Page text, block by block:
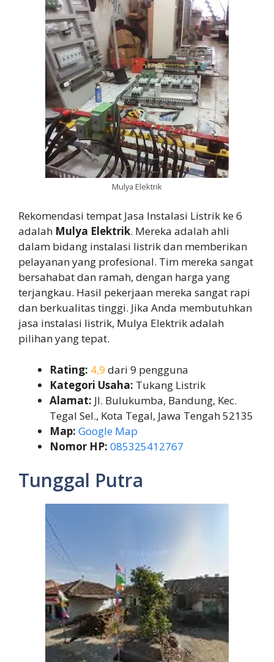
Mulya Elektrik
Rekomendasi tempat Jasa Instalasi Listrik ke 6
adalah Mulya Elektrik. Mereka adalah ahli
dalam bidang instalasi listrik dan memberikan
pelayanan yang profesional. Tim mereka sangat
bersahabat dan ramah, dengan harga yang
terjangkau. Hasil pekerjaan mereka sangat rapi
dan berkualitas tinggi. Jika Anda membutuhkan
jasa instalasi listrik, Mulya Elektrik adalah
pilihan yang tepat.
Rating: 4,9 dari 9 pengguna
Kategori Usaha: Tukang Listrik
Alamat: Jl. Bulukumba, Bandung, Kec.
Tegal Sel., Kota Tegal, Jawa Tengah 52135
Map: Google Map
Nomor HP: 085325412767
Tunggal Putra